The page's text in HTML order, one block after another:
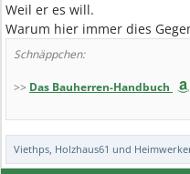
Weil er es will.
Warum hier immer dies
Schnäppchen:
>> Das Bauherren-Handbuch
Viethps, Holzhaus61 und